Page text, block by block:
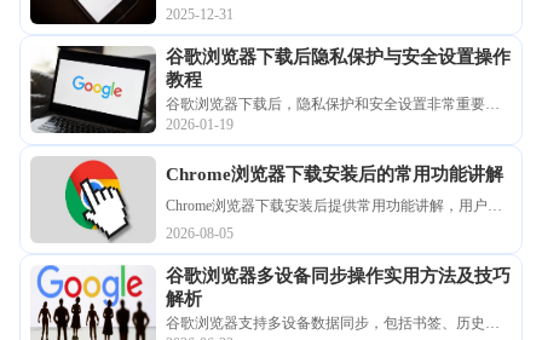
位。文章提供搜索定位教程，包括快捷操作、插件辅
助及技巧应用，帮助用户快速找到目标标签页。
2025-12-31
谷歌浏览器下载后隐私保护与安全设置操作
教程
谷歌浏览器下载后，隐私保护和安全设置非常重要。
文章提供操作教程，包括权限管理、跟踪防护和浏览
数据控制，帮助用户实现安全浏览和数据保护。
2026-01-19
Chrome浏览器下载安装后的常用功能讲解
Chrome浏览器下载安装后提供常用功能讲解，用户快
速掌握浏览器操作，提高使用效率和操作便捷性。
2026-08-05
谷歌浏览器多设备同步操作实用方法及技巧
解析
谷歌浏览器支持多设备数据同步，包括书签、历史记